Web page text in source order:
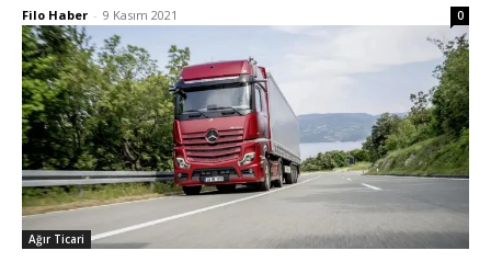
Filo Haber - 9 Kasım 2021 0
Ağır Ticari